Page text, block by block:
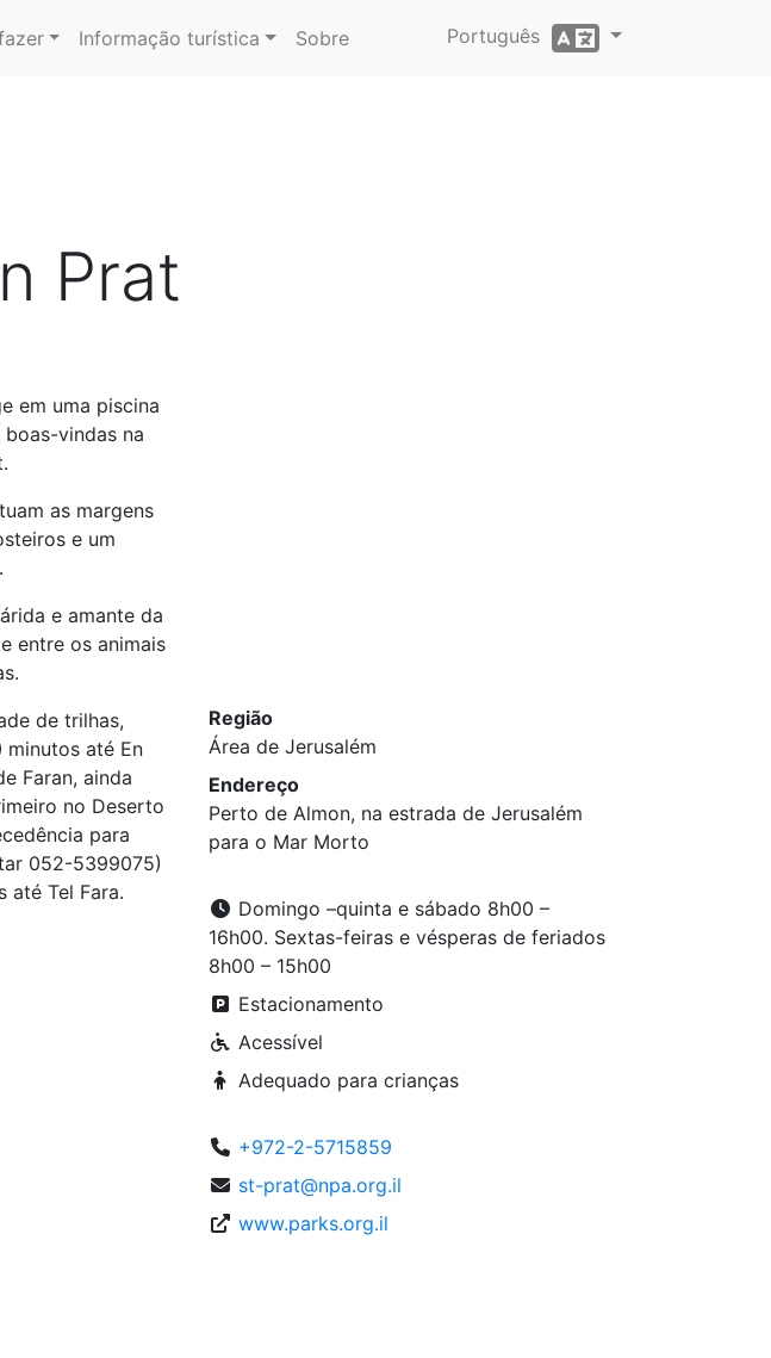
Informação turística Sobre Português
Prat
em uma piscina
vindas na
as margens
e um
e amante da
entre os animais
de trilhas,
até En
Faran, ainda
no Deserto
para
052-5399075)
até Tel Fara.
Região
Área de Jerusalém
Endereço
Perto de Almon, na estrada de Jerusalém
para o Mar Morto
Domingo –quinta e sábado 8h00 –
16h00. Sextas-feiras e vésperas de feriados
8h00 – 15h00
Estacionamento
Acessível
Adequado para crianças
+972-2-5715859
st-prat@npa.org.il
www.parks.org.il